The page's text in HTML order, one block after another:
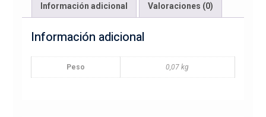
Información adicional Valoraciones (0)
Información adicional
Peso 0,07 kg